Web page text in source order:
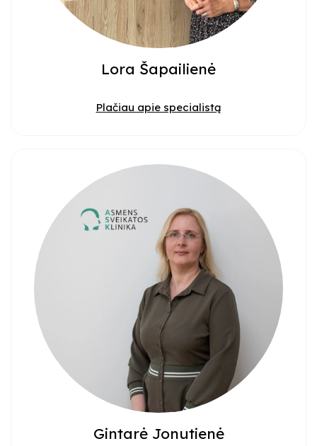
Lora Šapailienė
Plačiau apie specialistą
Gintarė Jonutienė